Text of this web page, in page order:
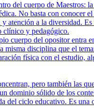
del cuerpo de Maestros:
No basta con conocer
atención a la diversidad.
clínico y pedagógico.
cuerpo del opositor
disciplina que el
física con el estudio,
pero también las
sólido de los
ciclo educativo. Es